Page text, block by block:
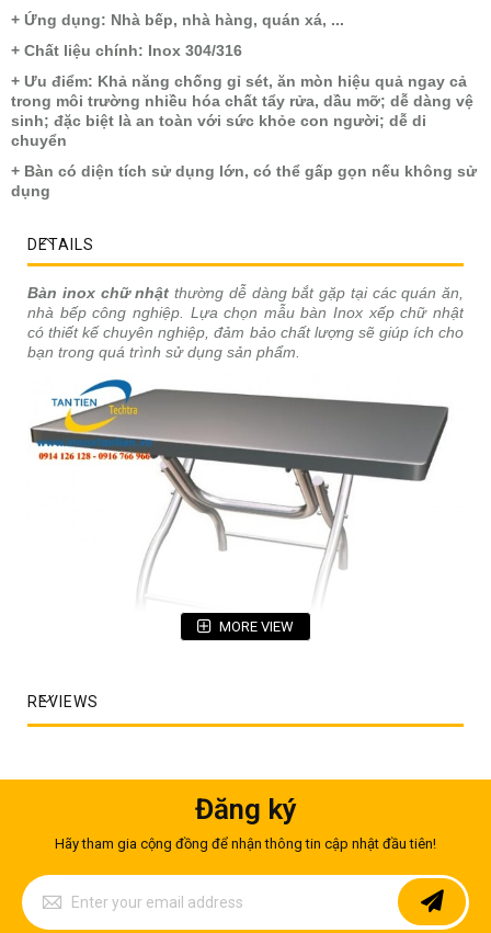
+ Ứng dụng: Nhà bếp, nhà hàng, quán xá, ...
+ Chất liệu chính: Inox 304/316
+ Ưu điểm: Khả năng chống gỉ sét, ăn mòn hiệu quả ngay cả
trong môi trường nhiều hóa chất tẩy rửa, dầu mỡ; dễ dàng vệ
sinh; đặc biệt là an toàn với sức khỏe con người; dễ di
chuyển
+ Bàn có diện tích sử dụng lớn, có thể gấp gọn nếu không sử
dụng
DETAILS
Bàn inox chữ nhật thường dễ dàng bắt gặp tại các quán ăn,
nhà bếp công nghiệp. Lựa chọn mẫu bàn Inox xếp chữ nhật
có thiết kế chuyên nghiệp, đảm bảo chất lượng sẽ giúp ích cho
bạn trong quá trình sử dụng sản phẩm.
Các phòng ăn (nhất là bếp ăn công nghiệp) là nơi tập trung
nhiều thực phẩm, dầu mỡ, các loại mùi thức ăn. Nếu bạn sử
Chúng tiết kiệm không gian đặt để, và có giá trị sử dụng lâu
Ưu điểm của bàn inox xếp chữ nhật
Bàn inoxhình chữ nhật được chia thành 2 loại chính, đó là:
Bàn inox chân cố định và bàn inox chân xếp. Trong đó, bàn
MORE VIEW
REVIEWS
Đăng ký
Hãy tham gia cộng đồng để nhận thông tin cập nhật đầu tiên!
Sign
Up
for